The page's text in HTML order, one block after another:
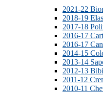
2021-22
2018-19
2017-18
2016-17
2016-17
2014-15
2013-14
2012-13
2011-12
2010-11